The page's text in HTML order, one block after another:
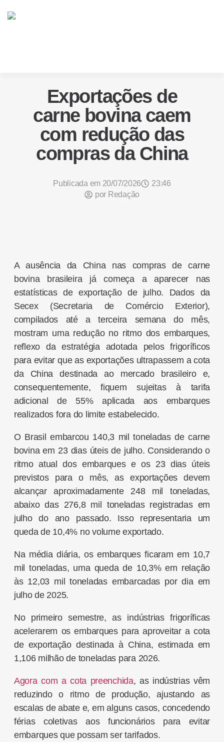
Exportações de
carne bovina caem
com redução das
compras da China
Publicada em 20/07/2026
23:46
por Redação
A ausência da China nas compras de carne
bovina brasileira já começa a aparecer nas
estatísticas de exportação de julho. Dados da
Secex (Secretaria de Comércio Exterior),
compilados até a terceira semana do mês,
mostram uma redução no ritmo dos embarques,
reflexo da estratégia adotada pelos frigoríficos
para evitar que as exportações ultrapassem a cota
da China destinada ao mercado brasileiro e,
consequentemente, fiquem sujeitas à tarifa
adicional de 55% aplicada aos embarques
realizados fora do limite estabelecido.
O Brasil embarcou 140,3 mil toneladas de carne
bovina em 23 dias úteis de julho. Considerando o
ritmo atual dos embarques e os 23 dias úteis
previstos para o mês, as exportações devem
alcançar aproximadamente 248 mil toneladas,
abaixo das 276,8 mil toneladas registradas em
julho do ano passado. Isso representaria um
queda de 10,4% no volume exportado.
Na média diária, os embarques ficaram em 10,7
mil toneladas, uma queda de 10,3% em relação
às 12,03 mil toneladas embarcadas por dia em
julho de 2025.
No primeiro semestre, as indústrias frigoríficas
acelerarem os embarques para aproveitar a cota
de exportação destinada à China, estimada em
1,106 milhão de toneladas para 2026.
Agora com a cota preenchida, as indústrias vêm
reduzindo o ritmo de produção, ajustando as
escalas de abate e, em alguns casos, concedendo
férias coletivas aos funcionários para evitar
embarques que possam ser tarifados.